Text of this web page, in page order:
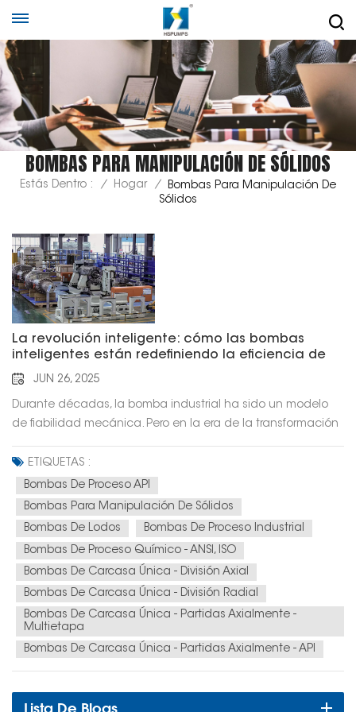
BOMBAS PARA MANIPULACIÓN DE SÓLIDOS
Estás Dentro : / Hogar /
Bombas Para Manipulación De
Sólidos
La revolución inteligente: cómo las bombas
inteligentes están redefiniendo la eficiencia de
las plantas
JUN 26, 2025
Durante décadas, la bomba industrial ha sido un modelo
de fiabilidad mecánica. Pero en la era de la transformación
digital, ¿qué pasaría si pudiéramos exigirle más? ¿Y si una
bomba no solo pudiera mover fluidos, sino también
proporcionar datos, predecir sus propias necesidades de
mantenimiento e integrarse a la perfección en un
ecosistema de fábrica inteligente?En Hefei Huasheng
(CNHS), esto no es un concepto del futuro, sino la realidad
actual. Estamos a la vanguardia de la revolución de las
bombas inteligentes, integrando tecnologías como IA, IoT y
Big Data en el núcleo de nuestras soluciones industriales.De
caballo de batalla mecánico a activo inteligenteNuestro
reciente Premio SINOPEC al Progreso Científico y Tecnológico
por nuestro "Robot de Inspección Inteligente y Plataforma
de Gestión" es un ejemplo perfecto de nuestra visión. No se
trata solo de automatización, sino de transformar toda la
ETIQUETAS :
Bombas De Proceso API
Bombas Para Manipulación De Sólidos
Bombas De Lodos
Bombas De Proceso Industrial
Bombas De Proceso Químico - ANSI, ISO
Bombas De Carcasa Única - División Axial
Bombas De Carcasa Única - División Radial
Bombas De Carcasa Única - Partidas Axialmente -
Multietapa
Bombas De Carcasa Única - Partidas Axialmente - API
Lista De Blogs